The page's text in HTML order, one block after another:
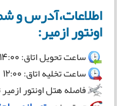
اطلاعات،آدرس و
اونتور ازمیر:
ساعت تحویل اتاق: 14:00
ساعت تخلیه اتاق: 12:00
فاصله هتل اونتور ازمیر تا